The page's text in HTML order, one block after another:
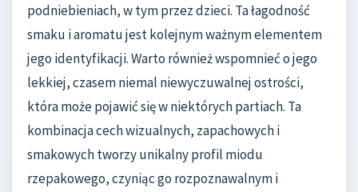
podniebieniach, w tym przez dzieci. Ta łagodność
smaku i aromatu jest kolejnym ważnym elementem
jego identyfikacji. Warto również wspomnieć o jego
lekkiej, czasem niemal niewyczuwalnej ostrości,
która może pojawić się w niektórych partiach. Ta
kombinacja cech wizualnych, zapachowych i
smakowych tworzy unikalny profil miodu
rzepakowego, czyniąc go rozpoznawalnym i